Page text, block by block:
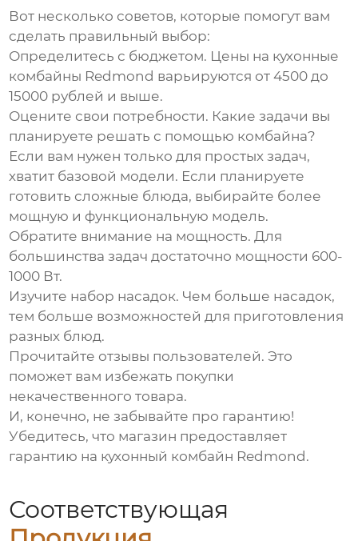
Вот несколько советов, которые помогут вам
сделать правильный выбор:
Определитесь с бюджетом. Цены на кухонные
комбайны Redmond варьируются от 4500 до
15000 рублей и выше.
Оцените свои потребности. Какие задачи вы
планируете решать с помощью комбайна?
Если вам нужен только для простых задач,
хватит базовой модели. Если планируете
готовить сложные блюда, выбирайте более
мощную и функциональную модель.
Обратите внимание на мощность. Для
большинства задач достаточно мощности 600-
1000 Вт.
Изучите набор насадок. Чем больше насадок,
тем больше возможностей для приготовления
разных блюд.
Прочитайте отзывы пользователей. Это
поможет вам избежать покупки
некачественного товара.
И, конечно, не забывайте про гарантию!
Убедитесь, что магазин предоставляет
гарантию на кухонный комбайн Redmond .
Соответствующая